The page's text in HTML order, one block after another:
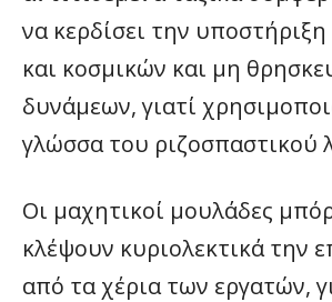
να κερδίσει την
και κοσμικών και μη
δυνάμεων, γιατί
γλώσσα του ριζοσπαστικού
Οι μαχητικοί μουλάδες
κλέψουν κυριολεκτικά την
από τα χέρια των εργατών,